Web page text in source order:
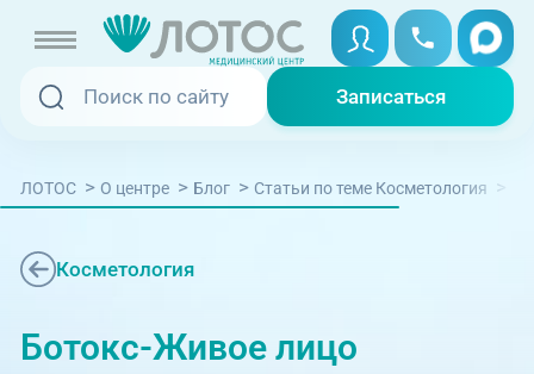
Записаться
Записаться
Услуги и цены
Специалисты
Акции
Записаться онлайн
ЛОТОС > О центре > Блог > Cтатьи по теме Косметология >
Косметология
Ботокс-Живое лицо